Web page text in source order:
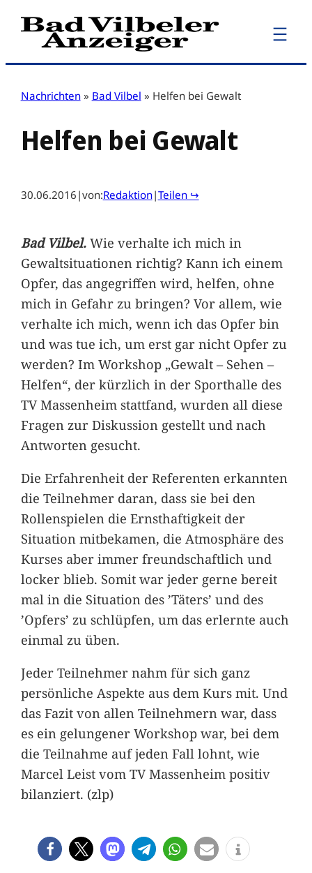
Zum
Inhalt
Nachrichten » Bad Vilbel » Helfen bei Gewalt
Helfen bei Gewalt
30.06.2016 |von:Redaktion|Teilen ↪
Bad Vilbel. Wie verhalte ich mich in
Gewaltsituationen richtig? Kann ich einem
Opfer, das angegriffen wird, helfen, ohne
mich in Gefahr zu bringen? Vor allem, wie
verhalte ich mich, wenn ich das Opfer bin
und was tue ich, um erst gar nicht Opfer zu
werden? Im Workshop „Gewalt – Sehen –
Helfen“, der kürzlich in der Sporthalle des
TV Massenheim stattfand, wurden all diese
Fragen zur Diskussion gestellt und nach
Antworten gesucht.
Die Erfahrenheit der Referenten erkannten
die Teilnehmer daran, dass sie bei den
Rollenspielen die Ernsthaftigkeit der
Situation mitbekamen, die Atmosphäre des
Kurses aber immer freundschaftlich und
locker blieb. Somit war jeder gerne bereit
mal in die Situation des ’Täters’ und des
’Opfers’ zu schlüpfen, um das erlernte auch
einmal zu üben.
Jeder Teilnehmer nahm für sich ganz
persönliche Aspekte aus dem Kurs mit. Und
das Fazit von allen Teilnehmern war, dass
es ein gelungener Workshop war, bei dem
die Teilnahme auf jeden Fall lohnt, wie
Marcel Leist vom TV Massenheim positiv
bilanziert. (zlp)